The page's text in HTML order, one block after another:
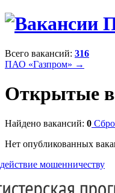
Всего вакансий: 316
ПАО «Газпром» →
Открытые
Найдено вакансий: 0
Нет опубликованных
мошенничеству